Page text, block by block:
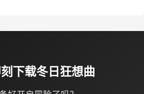
下载冬日狂想曲